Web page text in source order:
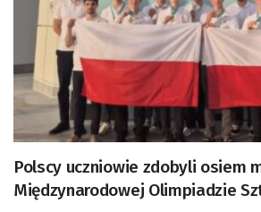
Polscy uczniowie zdobyli osiem
Międzynarodowej Olimpiadzie